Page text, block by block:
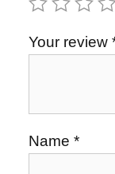
Your review
Name *